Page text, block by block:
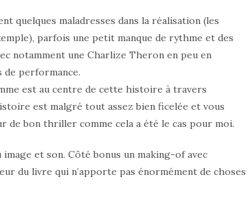
quelques maladresses dans la réalisation (les
parfois une petit manque de rythme et des
notamment une Charlize Theron en peu en
de performance.
est au centre de cette histoire à travers
est malgré tout assez bien ficelée et vous
de bon thriller comme cela a été le cas pour moi.
et son. Côté bonus un making-of avec
du livre qui n’apporte pas énormément de choses